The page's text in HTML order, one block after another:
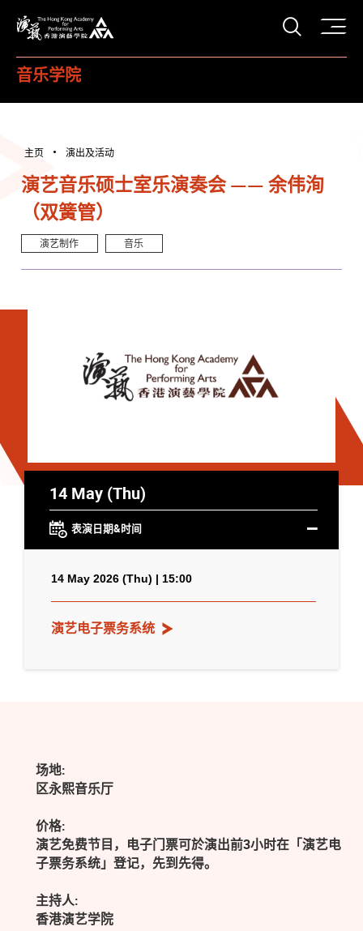
打开
音乐学院
主页 演出及活动
演艺音乐硕士室乐演奏会 —— 余伟洵
（双簧管）
演艺制作 音乐
14 May (Thu)
表演日期&时间
14 May 2026 (Thu) | 15:00
演艺电子票务系统
场地:
区永熙音乐厅
价格:
演艺免费节目，电子门票可於演出前3小时在「演艺电
子票务系统」登记，先到先得。
主持人:
香港演艺学院